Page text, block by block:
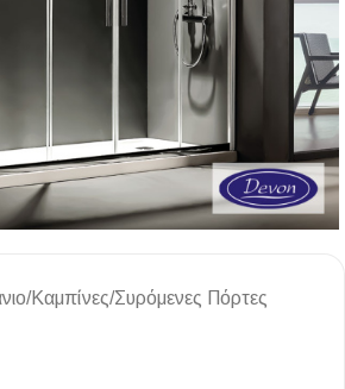
/Καμπίνες/Συρόμενες Πόρτες